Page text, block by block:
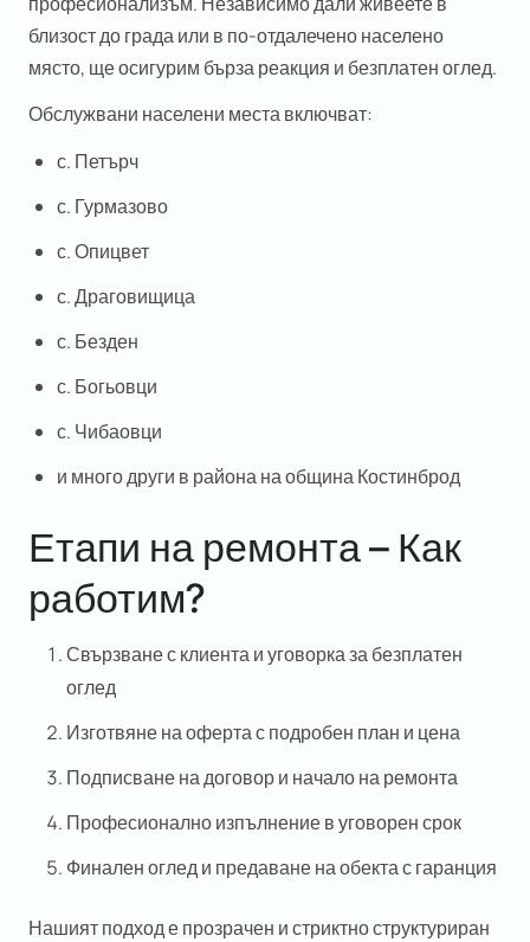
близост до града или в по-отдалечено населено
място, ще осигурим бърза реакция и безплатен оглед.
Обслужвани населени места включват:
с. Петърч
с. Гурмазово
с. Опицвет
с. Драговищица
с. Безден
с. Богьовци
с. Чибаовци
и много други в района на община Костинброд
Етапи на ремонта – Как
работим?
Свързване с клиента и уговорка за безплатен
оглед
Изготвяне на оферта с подробен план и цена
Подписване на договор и начало на ремонта
Професионално изпълнение в уговорен срок
Финален оглед и предаване на обекта с гаранция
Нашият подход е прозрачен и стриктно структуриран